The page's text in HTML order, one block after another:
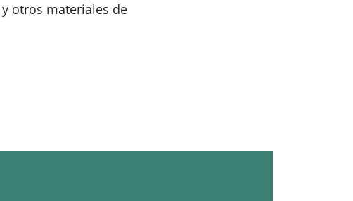
otros materiales de